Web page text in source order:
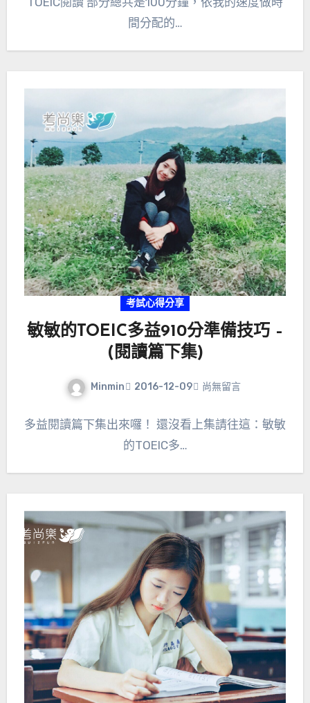
間分配的…
考試心得分享
敏敏的TOEIC多益910分準備技巧 –
(閱讀篇下集)
Minmin 2016-12-09 尚無留言
多益閱讀篇下集出來囉！ 還沒看上集請往這：敏敏
的TOEIC多…